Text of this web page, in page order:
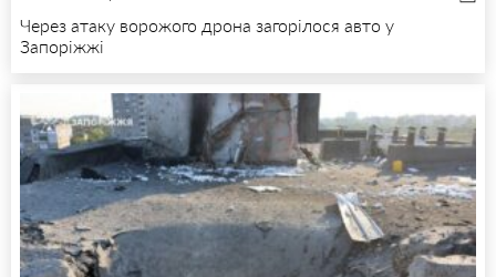
Через атаку ворожого дрона загорілося авто у
Запоріжжі